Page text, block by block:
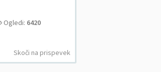
Ogledi: 6420
Skoči na prispevek